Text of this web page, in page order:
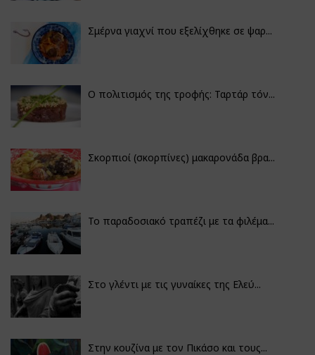
Σμέρνα γιαχνί που εξελίχθηκε σε ψαρ...
Ο πολιτισμός της τροφής: Ταρτάρ τόν...
Σκορπιοί (σκορπίνες) μακαρονάδα βρα...
Το παραδοσιακό τραπέζι με τα φιλέμα...
Στο γλέντι με τις γυναίκες της Ελεύ...
Στην κουζίνα με τον Πικάσο και τους...